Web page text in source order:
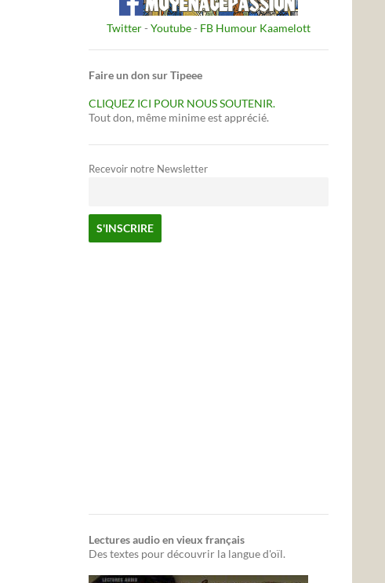
Twitter- Youtube- FB Humour Kaamelott
Faire un don sur Tipeee
CLIQUEZ ICI POUR NOUS SOUTENIR.
Tout don, même minime est apprécié.
Recevoir notre Newsletter
Lectures audio en vieux français
Des textes pour découvrir la langue d'oïl.